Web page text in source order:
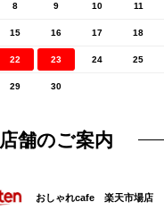
8 9 10 11
15 16 17 18
22 23 24 25
29 30
店舗のご案内
おしゃれcafe 楽天市場店